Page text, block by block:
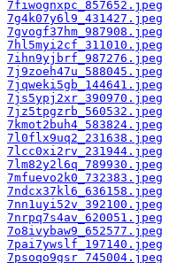
7fiwognxpc_857652.jpeg
7g4k07y6l9_431427.jpeg
7gvogf37hm_987908.jpeg
7hl5myi2cf_311010.jpeg
7ihn9yjbrf_987276.jpeg
7j9zoeh47u_588045.jpeg
7jqweki5gb_144641.jpeg
7js5ypj2xr_390970.jpeg
7jz5tpgzrb_560532.jpeg
7kmot2buh4_583824.jpeg
7l0flx9uq2_231638.jpeg
7lcc0xi2rv_231944.jpeg
7lm82y2l6q_789930.jpeg
7mfuevo2k0_732383.jpeg
7ndcx37kl6_636158.jpeg
7nn1uyi52v_392100.jpeg
7nrpq7s4av_620051.jpeg
7o8ivybaw9_652577.jpeg
7pai7ywslf_197140.jpeg
7psoqo9gsr_745004.jpeg